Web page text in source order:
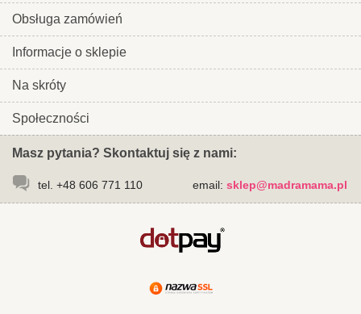
Obsługa zamówień
Informacje o sklepie
Na skróty
Społeczności
Masz pytania? Skontaktuj się z nami:
tel. +48 606 771 110 email: sklep@madramama.pl